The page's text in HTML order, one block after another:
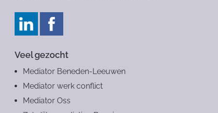
Veel gezocht
Mediator Beneden-Leeuwen
Mediator werk conflict
Mediator Oss